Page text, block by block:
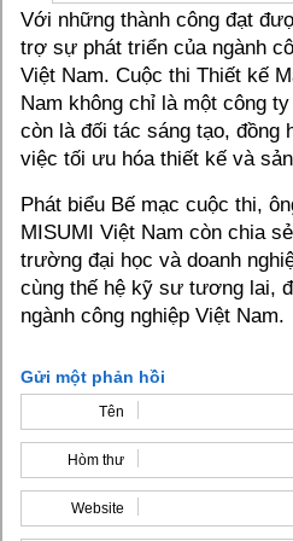
Với những thành công đạt
trợ sự phát triển của ngành
Việt Nam. Cuộc thi Thiết kế
Nam không chỉ là một công
còn là đối tác sáng tạo, đồng
việc tối ưu hóa thiết kế và
Phát biểu Bế mạc cuộc thi,
MISUMI Việt Nam còn chia
trường đại học và doanh
cùng thế hệ kỹ sư tương lai,
ngành công nghiệp Việt Nam.
Gửi một phản hồi
Tên
Hòm thư
Website